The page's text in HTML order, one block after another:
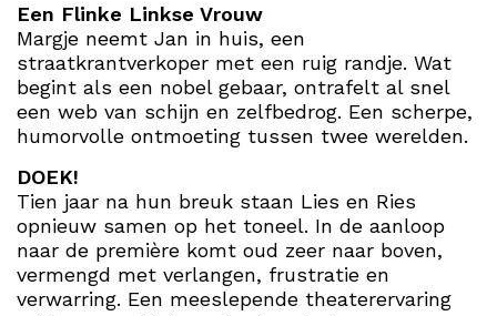
Een Flinke Linkse Vrouw
Margje neemt Jan in huis, een
straatkrantverkoper met een ruig randje. Wat
begint als een nobel gebaar, ontrafelt al snel
een web van schijn en zelfbedrog. Een scherpe,
humorvolle ontmoeting tussen twee werelden.
DOEK!
Tien jaar na hun breuk staan Lies en Ries
opnieuw samen op het toneel. In de aanloop
naar de première komt oud zeer naar boven,
vermengd met verlangen, frustratie en
verwarring. Een meeslepende theaterervaring